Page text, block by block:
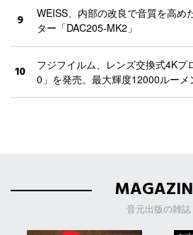
9
WEISS、内部の改良で音質を高め
ター「DAC205-MK2」
10
フジフイルム、レンズ交換式4Kプ
0」を発売。最大輝度12000ルーメ
音元出版の雑誌